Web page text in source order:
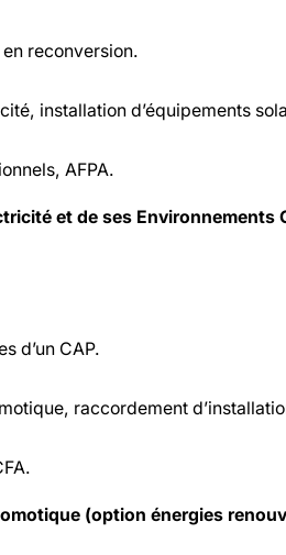
reconversion.
installation d’équipements
AFPA.
et de ses Environnements
d’un CAP.
raccordement
(option énergies